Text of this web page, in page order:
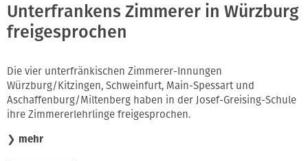
Unterfrankens Zimmerer in Würzburg
freigesprochen
Die vier unterfränkischen Zimmerer-Innungen
Würzburg/Kitzingen, Schweinfurt, Main-Spessart und
Aschaffenburg/Miltenberg haben in der Josef-Greising-Schule
ihre Zimmererlehrlinge freigesprochen.
❯ mehr